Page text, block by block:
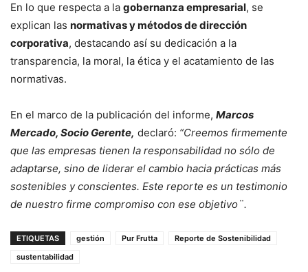
En lo que respecta a la gobernanza empresarial, se
explican las normativas y métodos de dirección
corporativa, destacando así su dedicación a la
transparencia, la moral, la ética y el acatamiento de las
normativas.
En el marco de la publicación del informe, Marcos
Mercado, Socio Gerente, declaró: “Creemos firmemente
que las empresas tienen la responsabilidad no sólo de
adaptarse, sino de liderar el cambio hacia prácticas más
sostenibles y conscientes. Este reporte es un testimonio
de nuestro firme compromiso con ese objetivo¨.
ETIQUETAS gestión Pur Frutta
Reporte de Sostenibilidad
sustentabilidad